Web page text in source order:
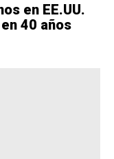
en EE.UU.
40 años